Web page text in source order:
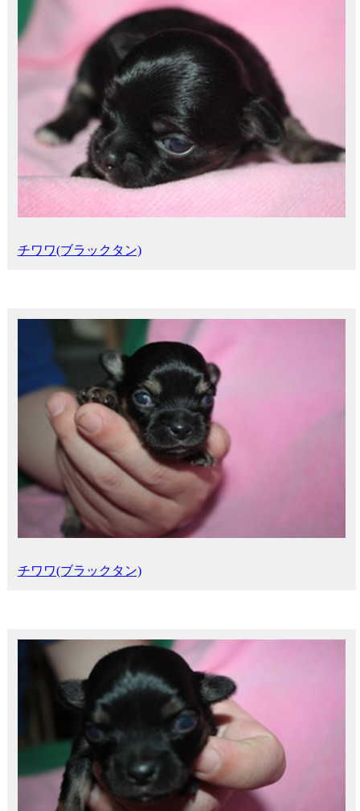
チワワ(ブラックタン)
チワワ(ブラックタン)